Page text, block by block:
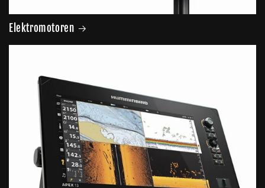
Elektromotoren